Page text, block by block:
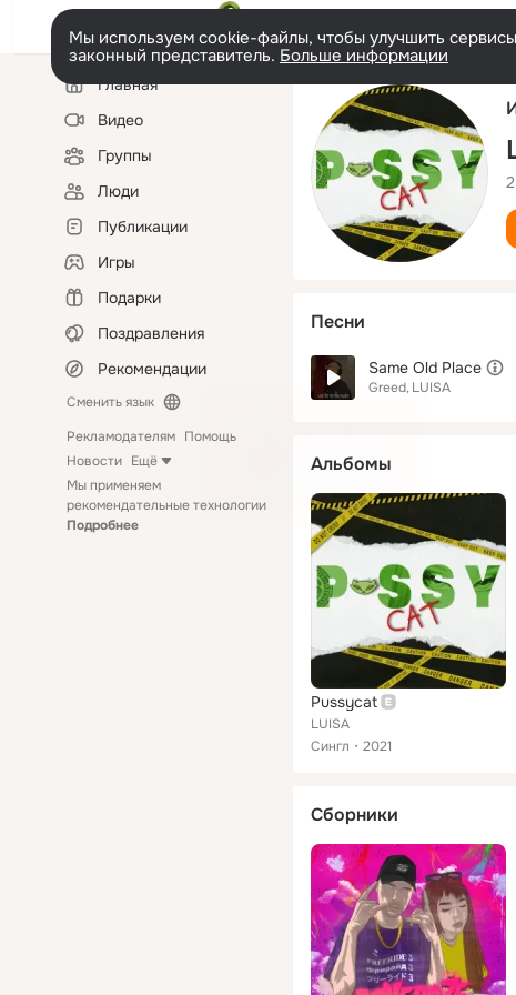
Мы используем cookie-файлы, чтобы улучшить
законный представитель. Больше информации
Левая
колонкаГлавная
Видео
Группы
Люди
Публикации
Игры
Подарки
Поздравления
Рекомендации
Сменить язык
Рекламодателям Помощь
Новости Ещё
Мы применяем
рекомендательные технологии
Подробнее
Песни
Same Old Place
Greed LUISA
Альбомы
Pussycat
LUISA
Сингл
2021
Сборники